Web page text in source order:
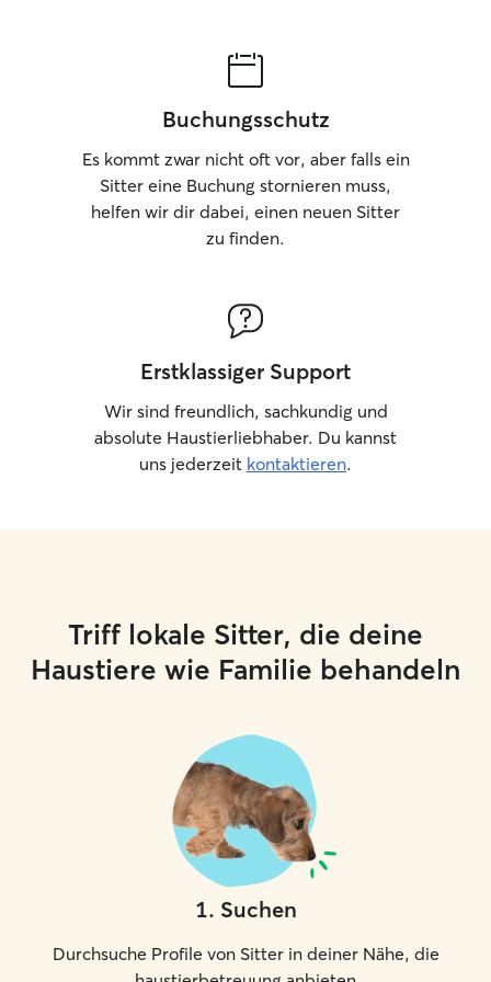
zuverlässige Betreuung und Aufsicht
jederzeit gewährleistet sind.
Buchungsschutz
Es kommt zwar nicht oft vor, aber falls ein
Sitter eine Buchung stornieren muss,
helfen wir dir dabei, einen neuen Sitter
zu finden.
Erstklassiger Support
Wir sind freundlich, sachkundig und
absolute Haustierliebhaber. Du kannst
uns jederzeit kontaktieren.
Triff lokale Sitter, die deine
Haustiere wie Familie behandeln
1. Suchen
Durchsuche Profile von Sitter in deiner Nähe, die